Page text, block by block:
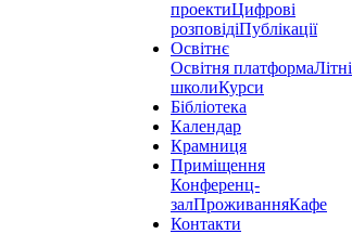
проектиЦифрові
розповідіПублікації
Освітнє
Освітня платформаЛітні
школиКурси
Бібліотека
Календар
Крамниця
Приміщення
Конференц-
залПроживанняКафе
Контакти